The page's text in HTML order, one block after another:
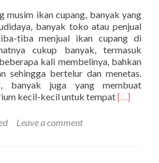
musim ikan cupang, banyak yang
banyak toko atau penjual
tiba menjual ikan cupang di
cukup banyak, termasuk
kali membelinya, bahkan
sehingga bertelur dan menetas.
banyak juga yang membuat
kecil-kecil untuk tempatRead
[…]
Leave a comment